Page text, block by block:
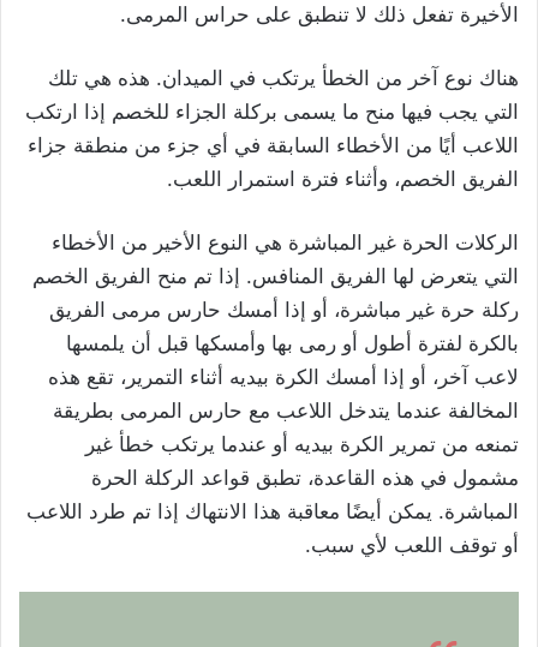
الأخيرة تفعل ذلك لا تنطبق على حراس المرمى.
هناك نوع آخر من الخطأ يرتكب في الميدان. هذه هي تلك
التي يجب فيها منح ما يسمى بركلة الجزاء للخصم إذا ارتكب
اللاعب أيًا من الأخطاء السابقة في أي جزء من منطقة جزاء
الفريق الخصم، وأثناء فترة استمرار اللعب.
الركلات الحرة غير المباشرة هي النوع الأخير من الأخطاء
التي يتعرض لها الفريق المنافس. إذا تم منح الفريق الخصم
ركلة حرة غير مباشرة، أو إذا أمسك حارس مرمى الفريق
بالكرة لفترة أطول أو رمى بها وأمسكها قبل أن يلمسها
لاعب آخر، أو إذا أمسك الكرة بيديه أثناء التمرير، تقع هذه
المخالفة عندما يتدخل اللاعب مع حارس المرمى بطريقة
تمنعه ​​من تمرير الكرة بيديه أو عندما يرتكب خطأ غير
مشمول في هذه القاعدة، تطبق قواعد الركلة الحرة
المباشرة. يمكن أيضًا معاقبة هذا الانتهاك إذا تم طرد اللاعب
أو توقف اللعب لأي سبب.